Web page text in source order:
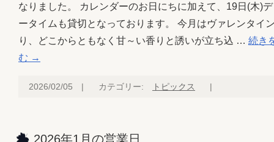
なりました。 カレンダーのお日にちに加えて、19日(木)
ータイムも貸切となっております。 今月はヴァレンタイ
り、どこからともなく甘～い香りと誘いが立ち込 … 続き
む →
2026/02/05 | カテゴリー: トピックス |
2026年1月の営業日